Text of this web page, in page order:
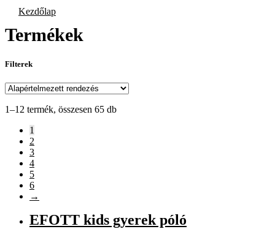
Kezdőlap
Termékek
Filterek
1–12 termék, összesen 65 db
1
2
3
4
5
6
→
EFOTT kids gyerek póló